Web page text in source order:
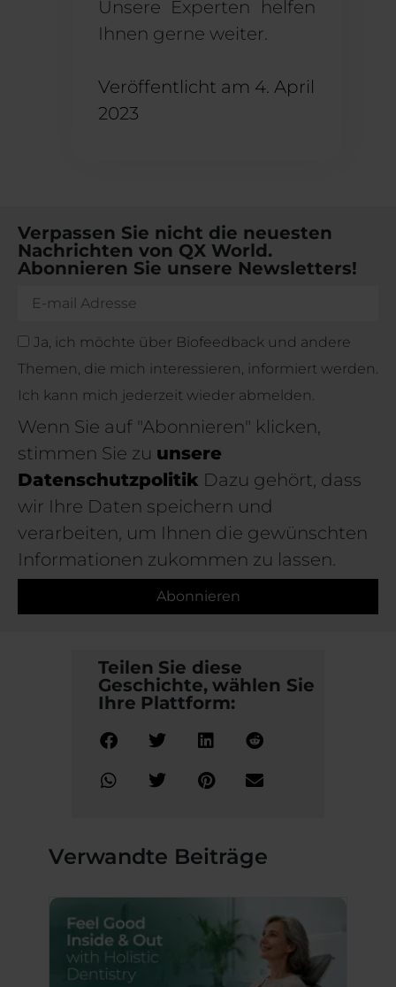
Unsere Experten helfen
Ihnen gerne weiter.
Veröffentlicht am 4. April
2023
Verpassen Sie nicht die neuesten
Nachrichten von QX World.
Abonnieren Sie unsere Newsletters!
Ja, ich möchte über Biofeedback und andere
Themen, die mich interessieren, informiert werden.
Ich kann mich jederzeit wieder abmelden.
Wenn Sie auf "Abonnieren" klicken,
stimmen Sie zu unsere
Datenschutzpolitik Dazu gehört, dass
wir Ihre Daten speichern und
verarbeiten, um Ihnen die gewünschten
Informationen zukommen zu lassen.
Abonnieren
Teilen Sie diese
Geschichte, wählen Sie
Ihre Plattform:
Verwandte Beiträge